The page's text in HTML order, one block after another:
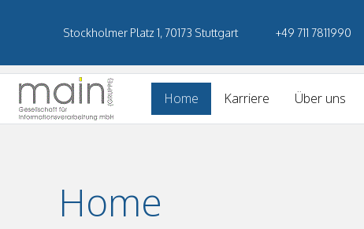
Stockholmer Platz 1, 70173 Stuttgart +49 711 7811990
Home Karriere Über uns
Home